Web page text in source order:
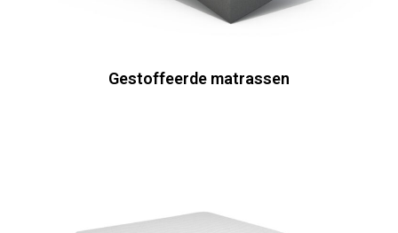
Gestoffeerde matrassen